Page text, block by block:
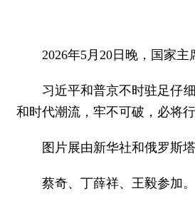
2026年5月20日晚，国家
习近平和普京不时驻足仔
和时代潮流，牢不可破，必将
图片展由新华社和俄罗斯
蔡奇、丁薛祥、王毅参加。